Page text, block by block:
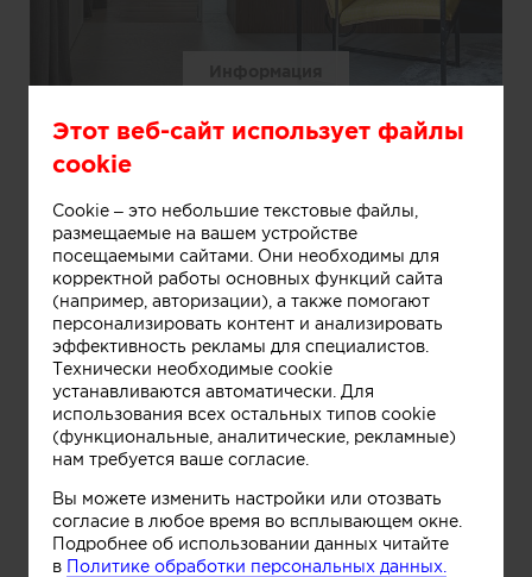
Информация
Этот веб-сайт использует файлы
cookie
Cookie – это небольшие текстовые файлы,
размещаемые на вашем устройстве
посещаемыми сайтами. Они необходимы для
корректной работы основных функций сайта
(например, авторизации), а также помогают
персонализировать контент и анализировать
эффективность рекламы для специалистов.
Технически необходимые cookie
устанавливаются автоматически. Для
использования всех остальных типов cookie
(функциональные, аналитические, рекламные)
нам требуется ваше согласие.
Вы можете изменить настройки или отозвать
согласие в любое время во всплывающем окне.
Подробнее об использовании данных читайте
в Политике обработки персональных данных.